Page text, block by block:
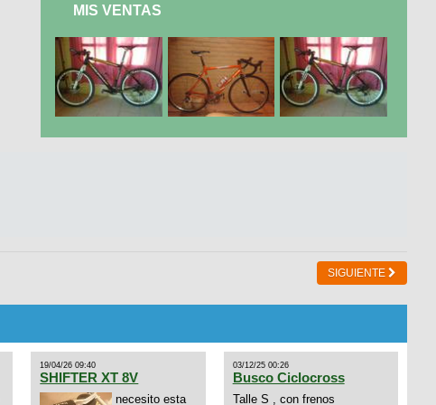
MIS VENTAS
SIGUIENTE
19/04/26 09:40
SHIFTER XT 8V
necesito esta
03/12/25 00:26
Busco Ciclocross
Talle S , con frenos